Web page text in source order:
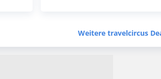
Weitere travelcircus